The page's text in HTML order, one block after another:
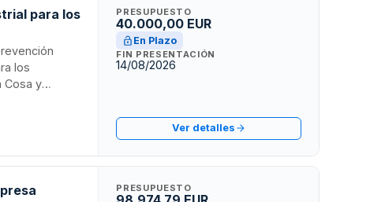
para los
los
Cosa y
para
PRESUPUESTO
40.000,00 EUR
En Plazo
FIN PRESENTACIÓN
14/08/2026
Ver detalles
PRESUPUESTO